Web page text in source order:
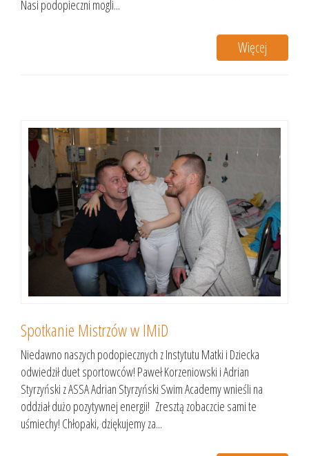
Nasi podopieczni mogli...
Więcej
Spotkanie Mistrzów w IMiD
Niedawno naszych podopiecznych z Instytutu Matki i Dziecka
odwiedził duet sportowców! Paweł Korzeniowski i Adrian
Styrzyński z ASSA Adrian Styrzyński Swim Academy wnieśli na
oddział dużo pozytywnej energii! Zresztą zobaczcie sami te
uśmiechy! Chłopaki, dziękujemy za...